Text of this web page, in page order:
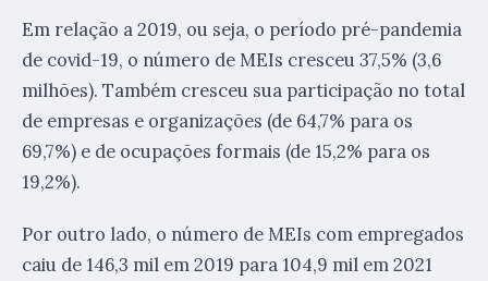
Em relação a 2019, ou seja, o período pré-pandemia
de covid-19, o número de MEIs cresceu 37,5% (3,6
milhões). Também cresceu sua participação no total
de empresas e organizações (de 64,7% para os
69,7%) e de ocupações formais (de 15,2% para os
19,2%).
Por outro lado, o número de MEIs com empregados
caiu de 146,3 mil em 2019 para 104,9 mil em 2021